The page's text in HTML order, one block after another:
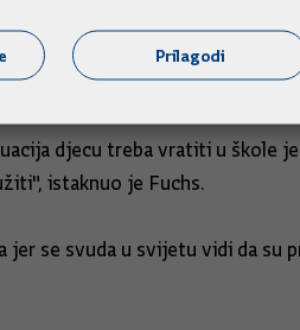
očekivati da se sva djeca vrate
djecu treba vratiti u škole
istaknuo je Fuchs.
se svuda u svijetu vidi da
Prilagodi